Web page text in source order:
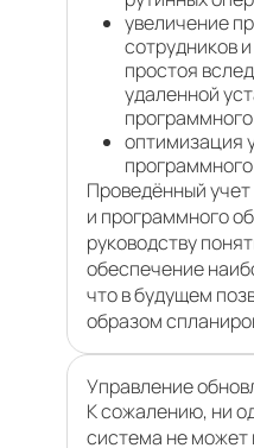
увеличение
сотрудников
простоя
удаленной
оптимизация
Проведённый
и программного
руководству
обеспечение
что в будущем
образом
Управление
К сожалению, ни
система не может